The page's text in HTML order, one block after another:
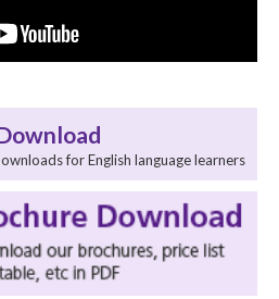
for English language learners